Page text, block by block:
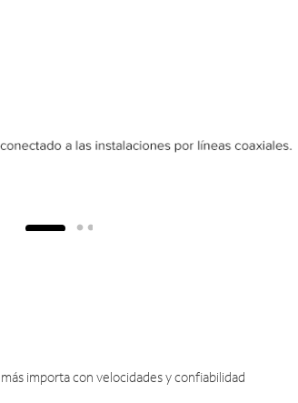
importa con velocidades y confiabilidad